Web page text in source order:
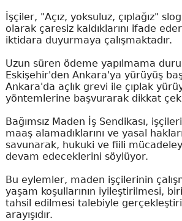
İşçiler, "Açız, yoksuluz, çıplağız"
olarak çaresiz kaldıklarını ifade
iktidara duyurmaya çalışmaktadır.
Uzun süren ödeme yapılmama
Eskişehir'den Ankara'ya yürüyüş
Ankara'da açlık grevi ile çıplak
yöntemlerine başvurarak dikkat
Bağımsız Maden İş Sendikası,
maaş alamadıklarını ve yasal
savunarak, hukuki ve fiili
devam edeceklerini söylüyor.
Bu eylemler, maden işçilerinin
yaşam koşullarının iyileştirilmesi,
tahsil edilmesi talebiyle
arayışıdır.